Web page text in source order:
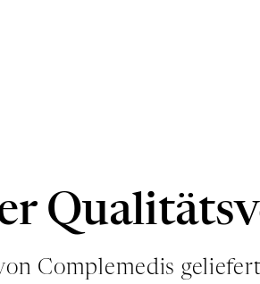
Complemedis